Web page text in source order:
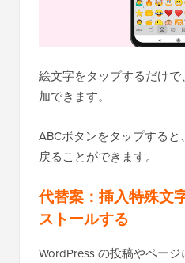
絵文字をタップするだけ
加できます。
ABCボタンをタップする
戻ることができます。
代替案：挿入特殊文
ストールする
WordPress の投稿やペー